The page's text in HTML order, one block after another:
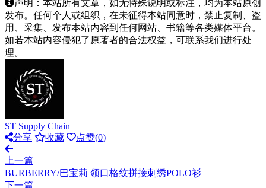
声明：本站所有文章，如无特殊说明或标注，均为本站原创
发布。任何个人或组织，在未征得本站同意时，禁止复制、盗
用、采集、发布本站内容到任何网站、书籍等各类媒体平台。
如若本站内容侵犯了原著者的合法权益，可联系我们进行处
理。
ST Supply Chain
分享
收藏 点赞(0)
上一篇
BURBERRY/巴宝莉 领口格纹拼接刺绣POLO衫
下一篇